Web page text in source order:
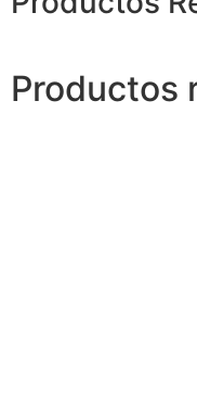
Productos